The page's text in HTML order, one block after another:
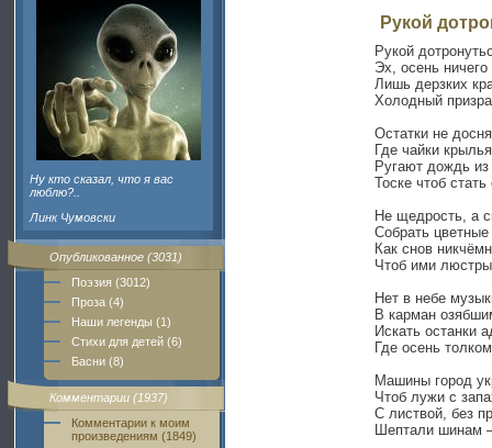
Ну кто сказал, что я вас
люблю?..
Линк Чумовски
Опубликованное (3031)
Поэзия (3012)
Проза (4)
Наши легенды (1)
Стихи для детей (6)
Басни (8)
Комментарии (1937)
Комментарии к моим
произведениям (1849)
Рукой
Рукой
Эх, осень ничего
Лишь дерзких
Холодный
Остатки не
Где чайки
Ругают дождь
Тоске чтоб
Не щедрость, а
Собрать
Как снов
Чтоб ими
Нет в небе
В карман
Искать останки
Где осень
Машины город
Чтоб лужи с
С листвой, без
Шептали шинам